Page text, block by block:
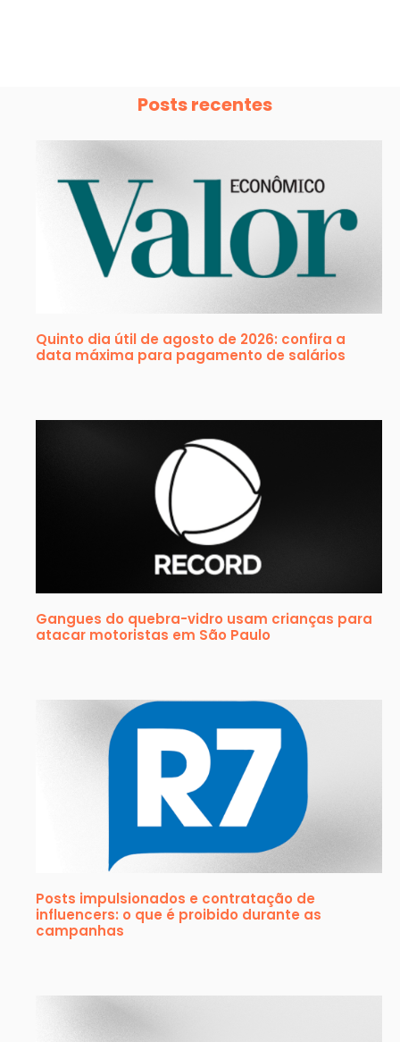
Posts recentes
Quinto dia útil de agosto de 2026: confira a
data máxima para pagamento de salários
Gangues do quebra-vidro usam crianças para
atacar motoristas em São Paulo
Posts impulsionados e contratação de
influencers: o que é proibido durante as
campanhas